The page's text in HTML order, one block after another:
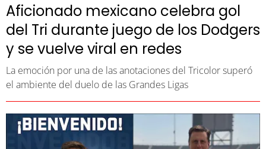
Aficionado mexicano celebra gol
del Tri durante juego de los Dodgers
y se vuelve viral en redes
La emoción por una de las anotaciones del Tricolor superó
el ambiente del duelo de las Grandes Ligas